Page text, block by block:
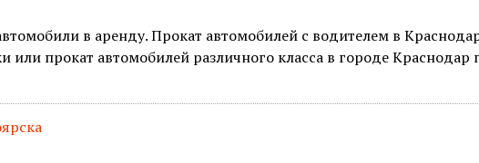
в аренду. Прокат автомобилей с водителем в
или прокат автомобилей различного класса в городе Краснодар